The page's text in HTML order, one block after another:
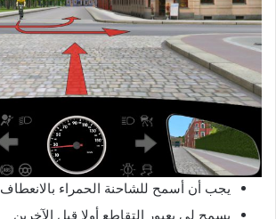
يجب أن أسمح للشاحنة الحمراء بالانعطاف
يسمح لي بعبور التقاطع أولا قبل الآخرين